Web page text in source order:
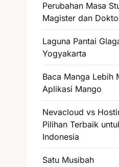
Perubahan Masa
Magister dan
Laguna Pantai
Yogyakarta
Baca Manga Lebih
Aplikasi Mango
Nevacloud vs
Pilihan Terbaik
Indonesia
Satu Musibah